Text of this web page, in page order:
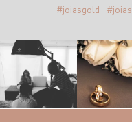
#joiasgold #joias